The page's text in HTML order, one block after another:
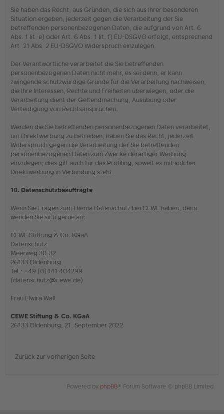
Sie haben das Recht, aus Gründen, die sich aus Ihrer besonderen
Situation ergeben, jederzeit gegen die Verarbeitung der Sie
betreffenden personenbezogenen Daten, die aufgrund von Art. 6
Abs. 1 lit. e) oder Art. 6 Abs. 1 lit. f) EU-DSGVO erfolgt, entsprechend
Art. 21 Abs. 2 EU-DSGVO Widerspruch einzulegen.
Der Verantwortliche verarbeitet die Sie betreffenden
personenbezogenen Daten nicht mehr, es sei denn, er kann
zwingende schutzwürdige Gründe für die Verarbeitung nachweisen,
die Ihre Interessen, Rechte und Freiheiten überwiegen, oder die
Verarbeitung dient der Geltendmachung, Ausübung oder
Verteidigung von Rechtsansprüchen.
Werden die Sie betreffenden personenbezogenen Daten verarbeitet,
um Direktwerbung zu betreiben, haben Sie das Recht, jederzeit
Widerspruch gegen die Verarbeitung der Sie betreffenden
personenbezogenen Daten zum Zwecke derartiger Werbung
einzulegen; dies gilt auch für das Profiling, soweit es mit solcher
Direktwerbung in Verbindung steht.
10. Datenschutzbeauftragte
Wenn Sie Fragen zum Thema Datenschutz bei CEWE haben, dann
wenden Sie sich gerne an:
CEWE Stiftung & Co. KGaA
Datenschutz
Meerweg 30-32
26133 Oldenburg
Tel.: +49 (0)441 404299
(datenschutz@cewe.de)
Frau Elwira Wall
CEWE Stiftung & Co. KGaA
26133 Oldenburg, 21. September 2022
Zurück zur vorherigen Seite
Powered by phpBB® Forum Software © phpBB Limited